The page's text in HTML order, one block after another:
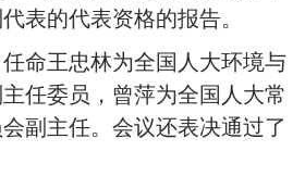
表的代表资格的报告。
命王忠林为全国人大环境与
任委员，曾萍为全国人大常
副主任。会议还表决通过了